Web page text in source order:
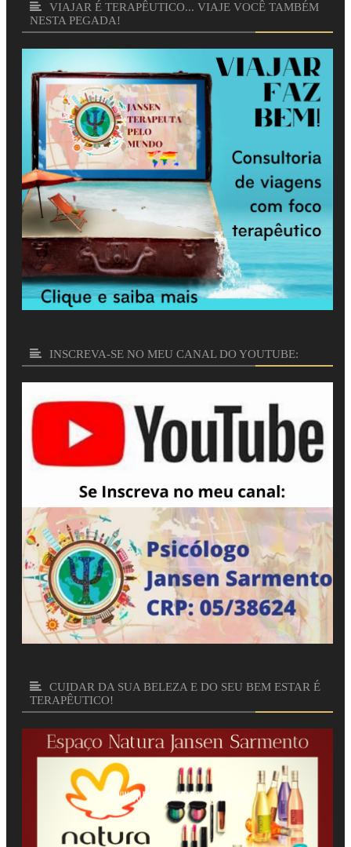
VIAJAR É TERAPÊUTICO... VIAJE VOCÊ TAMBÉM
NESTA PEGADA!
INSCREVA-SE NO MEU CANAL DO YOUTUBE:
CUIDAR DA SUA BELEZA E DO SEU BEM ESTAR É
TERAPÊUTICO!